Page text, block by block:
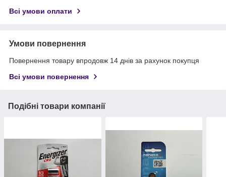
Всі умови оплати
Умови повернення
Повернення товару впродовж 14 днів за рахунок покупця
Всі умови повернення
Подібні товари компанії